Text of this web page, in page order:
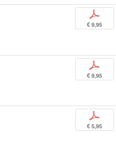
p
€ 9,95
p
€ 9,95
p
€ 5,95